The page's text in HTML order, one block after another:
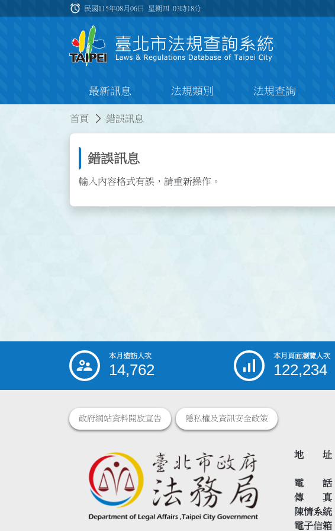
:::
alarm 民國115年08月06日 星期四03時18分
最新訊息 法規類別 法規查詢
首頁 錯誤訊息
錯誤訊息
輸入內容格式有誤，請重新操作。
::: 本月造訪人次
14,762
本月頁面瀏覽人次
122,234
政府網站資料開放宣告 隱私權及資訊安全政策
地 址
電 話
傳 真
陳情系統
電子信箱